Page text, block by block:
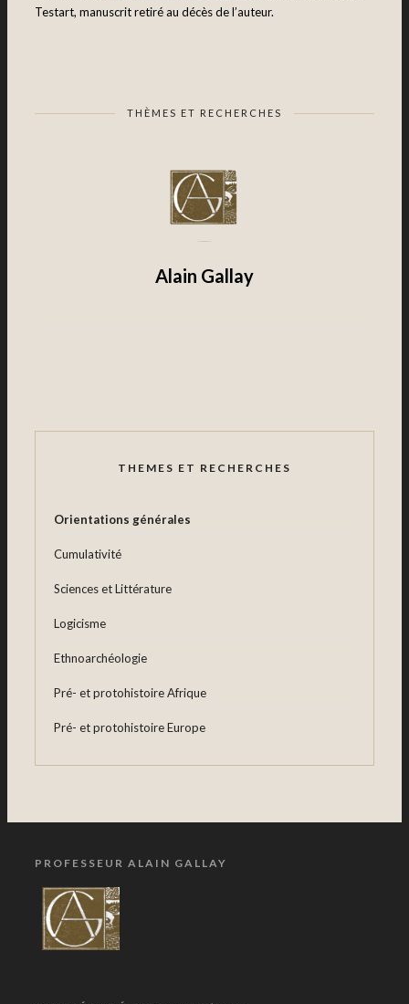
Testart, manuscrit retiré au décès de l’auteur.
THÈMES ET RECHERCHES
Alain Gallay
THEMES ET RECHERCHES
Orientations générales
Cumulativité
Sciences et Littérature
Logicisme
Ethnoarchéologie
Pré- et protohistoire Afrique
Pré- et protohistoire Europe
PROFESSEUR ALAIN GALLAY